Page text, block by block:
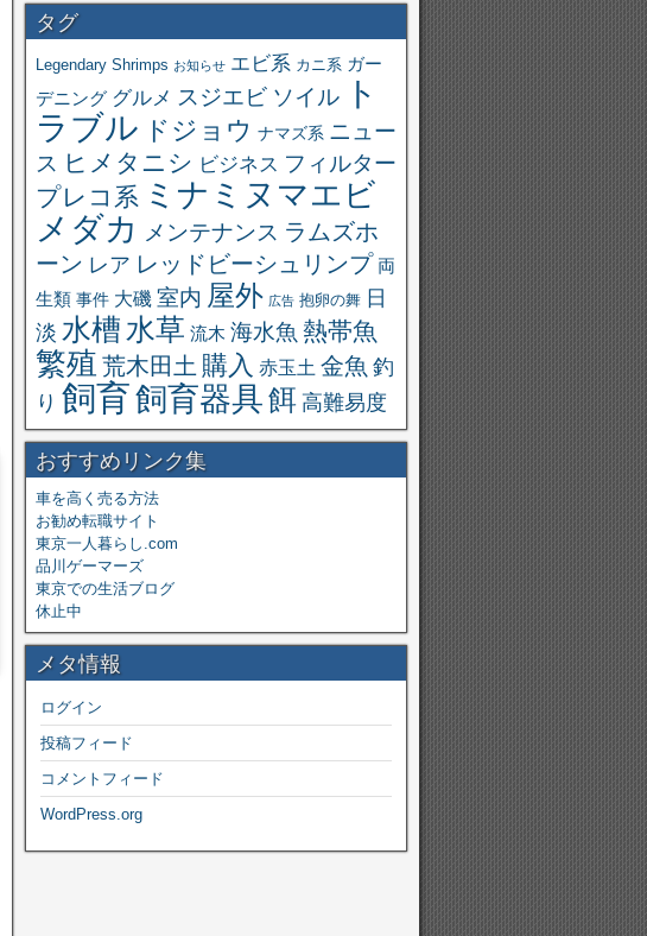
タグ
Legendary Shrimps お知らせ エビ系 カニ系 ガー
デニング グルメ スジエビ ソイル
ト
ラブル ドジョウ ナマズ系 ニュー
ス ヒメタニシ ビジネス フィルター
プレコ系 ミナミヌマエビ
メダカ メンテナンス ラムズホ
ーン レア レッドビーシュリンプ 両
生類 事件 大磯 室内 屋外 広告 抱卵の舞 日
淡 水槽 水草 流木 海水魚 熱帯魚
繁殖 荒木田土 購入 赤玉土 金魚 釣
り 飼育飼育器具餌 高難易度
おすすめリンク集
車を高く売る方法
お勧め転職サイト
東京一人暮らし.com
品川ゲーマーズ
東京での生活ブログ
休止中
メタ情報
ログイン
投稿フィード
コメントフィード
WordPress.org